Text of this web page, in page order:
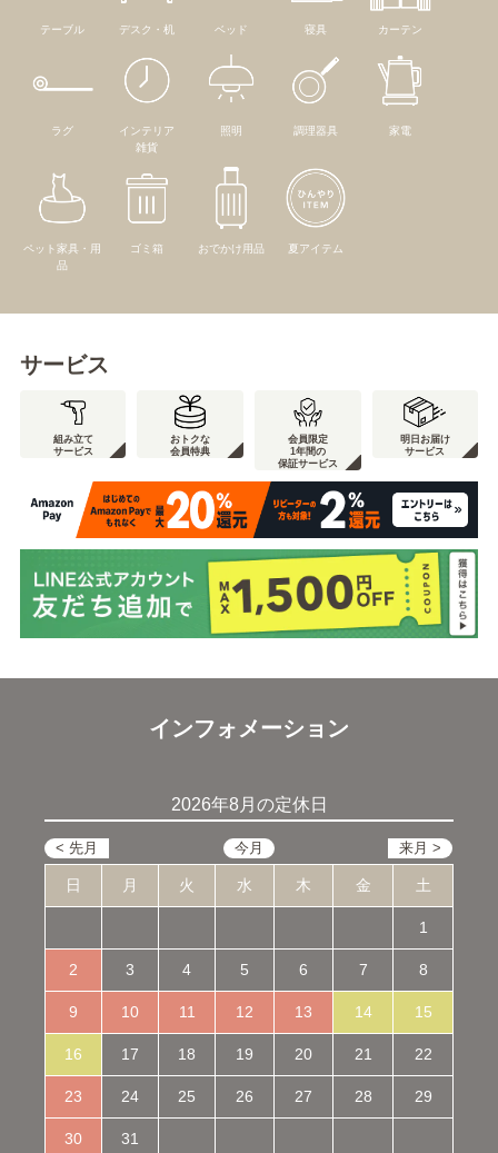
テーブル デスク・机 ベッド 寝具 カーテン
ラグ
インテリア
雑貨
照明 調理器具 家電
ペット家具・用
品
ゴミ箱 おでかけ用品 夏アイテム
サービス
組み立て
サービス
おトクな
会員特典
会員限定
1年間の
保証サービス
明日お届け
サービス
インフォメーション
2026年8月の定休日
日 月 火 水 木 金 土
1
2 3 4 5 6 7 8
9 10 11 12 13 14 15
16 17 18 19 20 21 22
23 24 25 26 27 28 29
30 31